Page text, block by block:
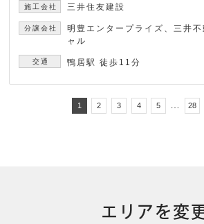
三井住友建設
明豊エンタープライズ、三井
ャル
鴨居駅 徒歩11分
1 2 3 4 5 28
エリアを変